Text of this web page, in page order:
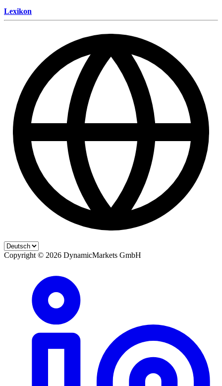
Lexikon
Copyright © 2026 DynamicMarkets GmbH